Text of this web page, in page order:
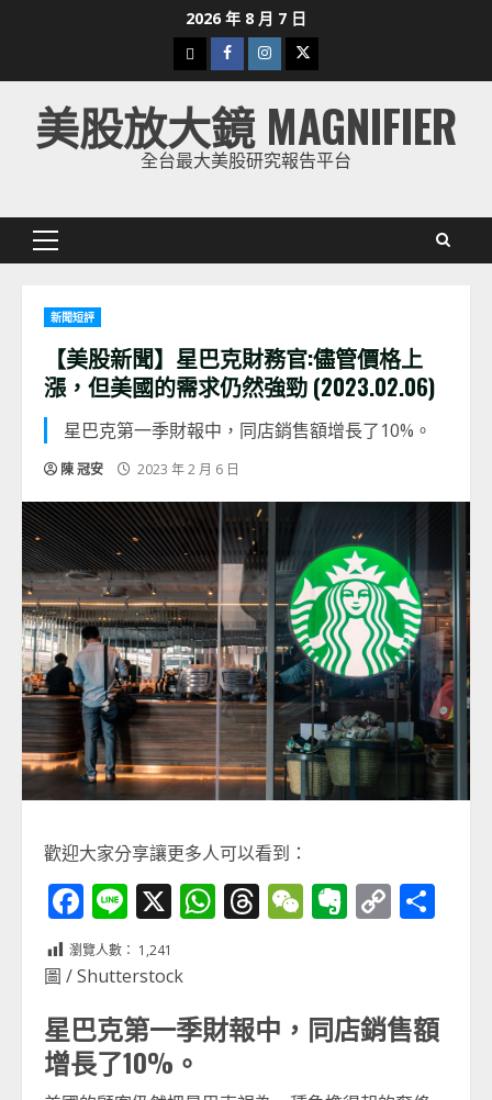
2026 年 8 月 7 日
下
載
美
股
Facebook
Instagram
Twitter
美股放大鏡 MAGNIFIER
全台最大美股研究報告平台
Primary
新聞短評
【美股新聞】星巴克財務官:儘管價格上
漲，但美國的需求仍然強勁 (2023.02.06)
星巴克第一季財報中，同店銷售額增長了10%。
陳 冠安 2023 年 2 月 6 日
歡迎大家分享讓更多人可以看到：
Facebook
Line
X WhatsApp
Threads
WeChat
Evernote
Copy
瀏覽人數： 1,241
圖 / Shutterstock
星巴克第一季財報中，同店銷售額
增長了10%。